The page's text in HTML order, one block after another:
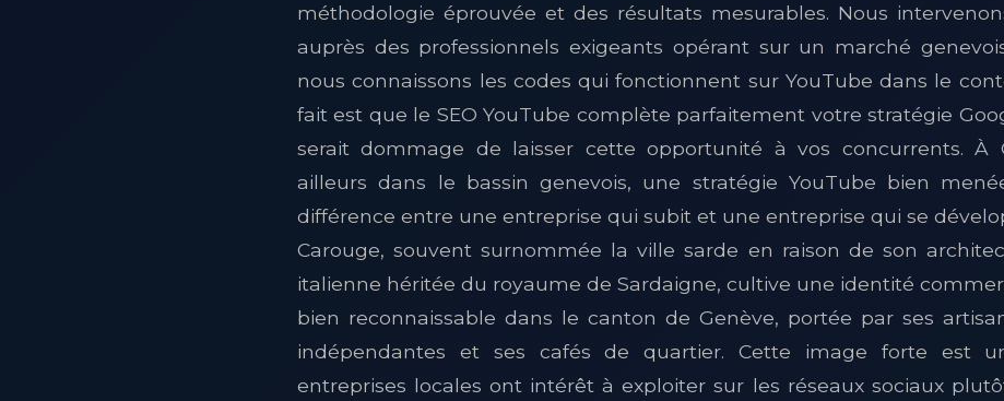
méthodologie éprouvée et des résultats mesurables. Nous
auprès des professionnels exigeants opérant sur un marché
nous connaissons les codes qui fonctionnent sur YouTube dans le
fait est que le SEO YouTube complète parfaitement votre stratégie
serait dommage de laisser cette opportunité à vos concurrents. À
ailleurs dans le bassin genevois, une stratégie YouTube bien
différence entre une entreprise qui subit et une entreprise qui se
Carouge, souvent surnommée la ville sarde en raison de son
italienne héritée du royaume de Sardaigne, cultive une identité
bien reconnaissable dans le canton de Genève, portée par ses
indépendantes et ses cafés de quartier. Cette image forte est
entreprises locales ont intérêt à exploiter sur les réseaux sociaux